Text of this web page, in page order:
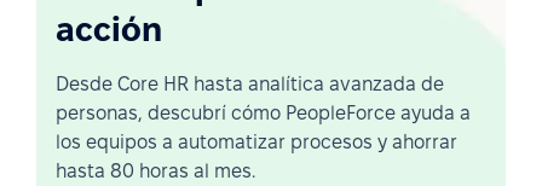
acción
Desde Core HR hasta analítica avanzada de
personas, descubrí cómo PeopleForce ayuda a
los equipos a automatizar procesos y ahorrar
hasta 80 horas al mes.